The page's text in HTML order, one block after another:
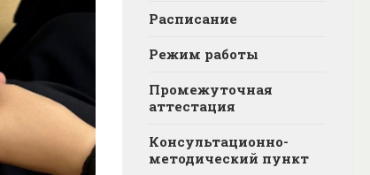
Расписание
Режим работы
Промежуточная
аттестация
Консультационно-
методический пункт